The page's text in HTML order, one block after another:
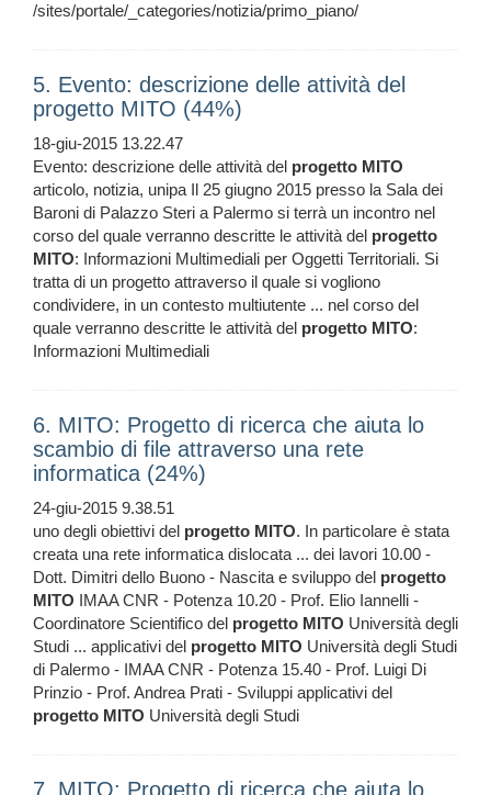
/sites/portale/_categories/notizia/primo_piano/
5. Evento: descrizione delle attività del
progetto MITO (44%)
18-giu-2015 13.22.47
Evento: descrizione delle attività del progetto MITO
articolo, notizia, unipa Il 25 giugno 2015 presso la Sala dei
Baroni di Palazzo Steri a Palermo si terrà un incontro nel
corso del quale verranno descritte le attività del progetto
MITO: Informazioni Multimediali per Oggetti Territoriali. Si
tratta di un progetto attraverso il quale si vogliono
condividere, in un contesto multiutente ... nel corso del
quale verranno descritte le attività del progetto MITO:
Informazioni Multimediali
6. MITO: Progetto di ricerca che aiuta lo
scambio di file attraverso una rete
informatica (24%)
24-giu-2015 9.38.51
uno degli obiettivi del progetto MITO. In particolare è stata
creata una rete informatica dislocata ... dei lavori 10.00 -
Dott. Dimitri dello Buono - Nascita e sviluppo del progetto
MITO IMAA CNR - Potenza 10.20 - Prof. Elio Iannelli -
Coordinatore Scientifico del progetto MITO Università degli
Studi ... applicativi del progetto MITO Università degli Studi
di Palermo - IMAA CNR - Potenza 15.40 - Prof. Luigi Di
Prinzio - Prof. Andrea Prati - Sviluppi applicativi del
progetto MITO Università degli Studi
7. MITO: Progetto di ricerca che aiuta lo